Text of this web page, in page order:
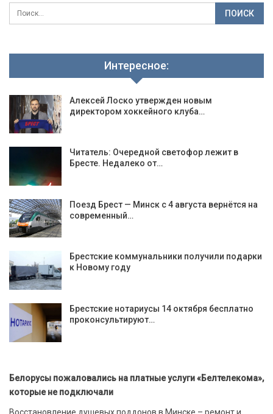
Интересное:
Алексей Лоско утвержден новым
директором хоккейного клуба…
Читатель: Очередной светофор лежит в
Бресте. Недалеко от…
Поезд Брест — Минск с 4 августа вернётся на
современный…
Брестские коммунальники получили подарки
к Новому году
Брестские нотариусы 14 октября бесплатно
проконсультируют…
Белорусы пожаловались на платные услуги «Белтелекома»,
которые не подключали
Восстановление душевых поддонов в Минске – ремонт и